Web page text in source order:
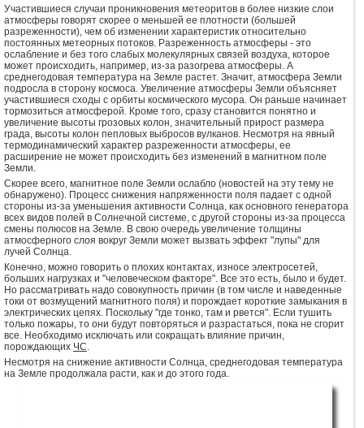
Участившиеся случаи проникновения метеоритов в более низкие слои
атмосферы говорят скорее о меньшей ее плотности (большей
разреженности), чем об изменении характеристик относительно
постоянных метеорных потоков. Разреженность атмосферы - это
ослабление и без того слабых молекулярных связей воздуха, которое
может происходить, например, из-за разогрева атмосферы. А
среднегодовая температура на Земле растет. Значит, атмосфера Земли
подросла в сторону космоса. Увеличение атмосферы Земли объясняет
участившиеся сходы с орбиты космического мусора. Он раньше начинает
тормозиться атмосферой. Кроме того, сразу становится понятно и
увеличение высоты грозовых колон, значительный прирост размера
града, высоты колон пепловых выбросов вулканов. Несмотря на явный
термодинамический характер разреженности атмосферы, ее
расширение не может происходить без изменений в магнитном поле
Земли.
Скорее всего, магнитное поле Земли ослабло (новостей на эту тему не
обнаружено). Процесс снижения напряженности поля падает с одной
стороны из-за уменьшения активности Солнца, как основного генератора
всех видов полей в Солнечной системе, с другой стороны из-за процесса
смены полюсов на Земле. В свою очередь увеличение толщины
атмосферного слоя вокруг Земли может вызвать эффект "лупы" для
лучей Солнца.
Конечно, можно говорить о плохих контактах, износе электросетей,
больших нагрузках и "человеческом факторе". Все это есть, было и будет.
Но рассматривать надо совокупность причин (в том числе и наведенные
токи от возмущений магнитного поля) и порождает короткие замыкания в
электрических цепях. Поскольку "где тонко, там и рвется". Если тушить
только пожары, то они будут повторяться и разрастаться, пока не сгорит
все. Необходимо исключать или сокращать влияние причин,
порождающих ЧС.
Несмотря на снижение активности Солнца, среднегодовая температура
на Земле продолжала расти, как и до этого года.